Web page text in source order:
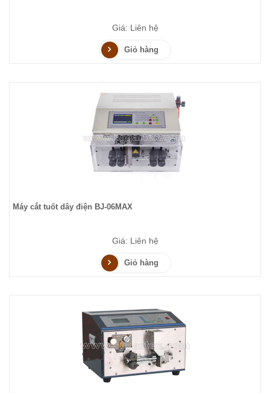
Giá: Liên hệ
Giỏ hàng
Máy cắt tuốt dây điện BJ-06MAX
Giá: Liên hệ
Giỏ hàng